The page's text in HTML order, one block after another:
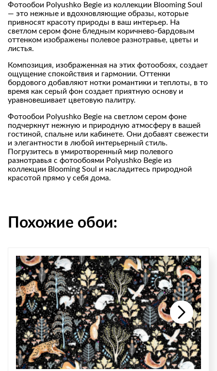
Фотообои Polyushko Begie из коллекции Blooming Soul
— это нежные и вдохновляющие образы, которые
привносят красоту природы в ваш интерьер. На
светлом сером фоне бледным коричнево-бардовым
оттенком изображены полевое разнотравье, цветы и
листья.
Композиция, изображенная на этих фотообоях, создает
ощущение спокойствия и гармонии. Оттенки
бордового добавляют нотки романтики и теплоты, в то
время как серый фон создает приятную основу и
уравновешивает цветовую палитру.
Фотообои Polyushko Begie на светлом сером фоне
подчеркнут нежную и природную атмосферу в вашей
гостиной, спальне или кабинете. Они добавят свежести
и элегантности в любой интерьерный стиль.
Погрузитесь в умиротворенный мир полевого
разнотравья с фотообоями Polyushko Begie из
коллекции Blooming Soul и насладитесь природной
красотой прямо у себя дома.
Похожие обои: